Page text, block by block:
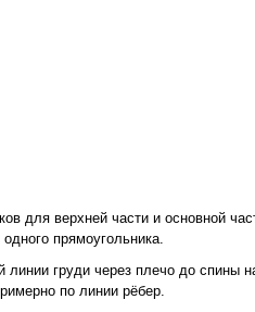
для верхней части и основной
прямоугольника.
груди через плечо до спины
по линии рёбер.